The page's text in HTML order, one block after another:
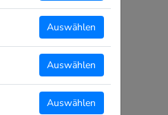
Auswählen
Auswählen
Auswählen